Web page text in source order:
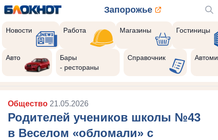
Запорожье
Новости Работа Магазины Гостиницы
Авто
Бары
- рестораны
Справочник
Общество 21.05.2026
Родителей учеников школы №43
в Веселом «обломали» с